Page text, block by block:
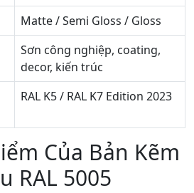
Matte / Semi Gloss / Gloss
Sơn công nghiệp, coating,
decor, kiến trúc
RAL K5 / RAL K7 Edition 2023
Của Bản Kẽm
RAL 5005